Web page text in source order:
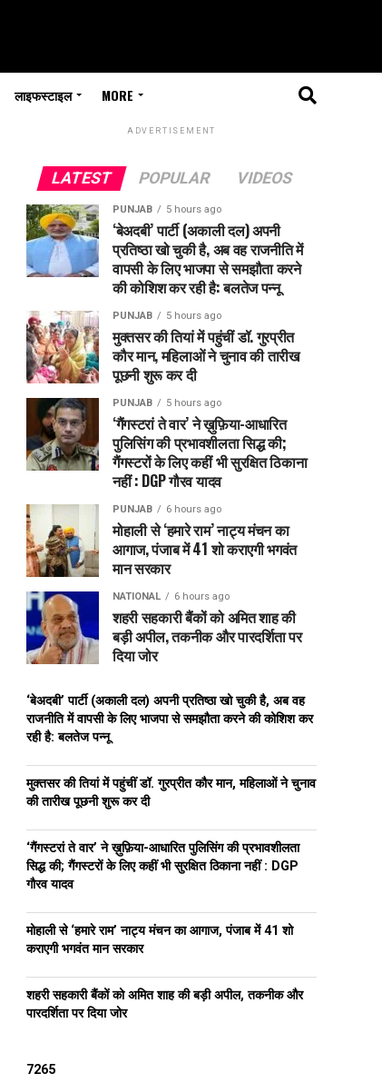
लाइफस्टाइल MORE
ADVERTISEMENT
LATEST POPULAR VIDEOS
PUNJAB 5 hours ago
‘बेअदबी’ पार्टी (अकाली दल) अपनी
प्रतिष्ठा खो चुकी है, अब वह राजनीति में
वापसी के लिए भाजपा से समझौता करने
की कोशिश कर रही है: बलतेज पन्नू
PUNJAB 5 hours ago
मुक्तसर की तियां में पहुंचीं डॉ. गुरप्रीत
कौर मान, महिलाओं ने चुनाव की तारीख
पूछनी शुरू कर दी
PUNJAB 5 hours ago
‘गैंगस्टरां ते वार’ ने ख़ुफ़िया-आधारित
पुलिसिंग की प्रभावशीलता सिद्ध की;
गैंगस्टरों के लिए कहीं भी सुरक्षित ठिकाना
नहीं : DGP गौरव यादव
PUNJAB 6 hours ago
मोहाली से ‘हमारे राम’ नाट्य मंचन का
आगाज, पंजाब में 41 शो कराएगी भगवंत
मान सरकार
NATIONAL 6 hours ago
शहरी सहकारी बैंकों को अमित शाह की
बड़ी अपील, तकनीक और पारदर्शिता पर
दिया जोर
‘बेअदबी’ पार्टी (अकाली दल) अपनी प्रतिष्ठा खो चुकी है, अब वह
राजनीति में वापसी के लिए भाजपा से समझौता करने की कोशिश कर
रही है: बलतेज पन्नू
मुक्तसर की तियां में पहुंचीं डॉ. गुरप्रीत कौर मान, महिलाओं ने चुनाव
की तारीख पूछनी शुरू कर दी
‘गैंगस्टरां ते वार’ ने ख़ुफ़िया-आधारित पुलिसिंग की प्रभावशीलता
सिद्ध की; गैंगस्टरों के लिए कहीं भी सुरक्षित ठिकाना नहीं : DGP
गौरव यादव
मोहाली से ‘हमारे राम’ नाट्य मंचन का आगाज, पंजाब में 41 शो
कराएगी भगवंत मान सरकार
शहरी सहकारी बैंकों को अमित शाह की बड़ी अपील, तकनीक और
पारदर्शिता पर दिया जोर
7265